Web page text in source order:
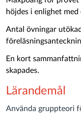
höjdes i enlighet med
Antal övningar
En kort
skapades.
Lärandemål
Använda gruppteori